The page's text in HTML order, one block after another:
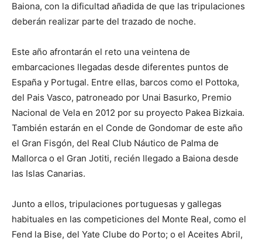
Baiona, con la dificultad añadida de que las tripulaciones
deberán realizar parte del trazado de noche.
Este año afrontarán el reto una veintena de
embarcaciones llegadas desde diferentes puntos de
España y Portugal. Entre ellas, barcos como el Pottoka,
del Pais Vasco, patroneado por Unai Basurko, Premio
Nacional de Vela en 2012 por su proyecto Pakea Bizkaia.
También estarán en el Conde de Gondomar de este año
el Gran Fisgón, del Real Club Náutico de Palma de
Mallorca o el Gran Jotiti, recién llegado a Baiona desde
las Islas Canarias.
Junto a ellos, tripulaciones portuguesas y gallegas
habituales en las competiciones del Monte Real, como el
Fend la Bise, del Yate Clube do Porto; o el Aceites Abril,